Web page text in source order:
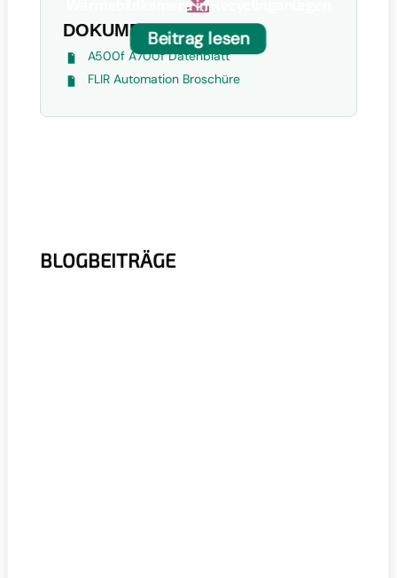
DOKUMENTATION
A500f A700f Datenblatt
FLIR Automation Broschüre
BLOGBEITRÄGE
Wärmebildkamera in Recyclinganlagen
Beitrag lesen